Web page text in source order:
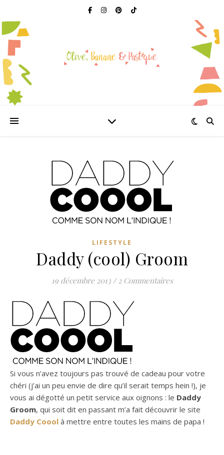
LIFESTYLE
Daddy (cool) Groom
19 décembre 2013 / 2 Commentaires
Si vous n’avez toujours pas trouvé de cadeau pour votre
chéri (j’ai un peu envie de dire qu’il serait temps hein !), je
vous ai dégotté un petit service aux oignons : le Daddy
Groom, qui soit dit en passant m’a fait découvrir le site
Daddy Coool à mettre entre toutes les mains de papa !